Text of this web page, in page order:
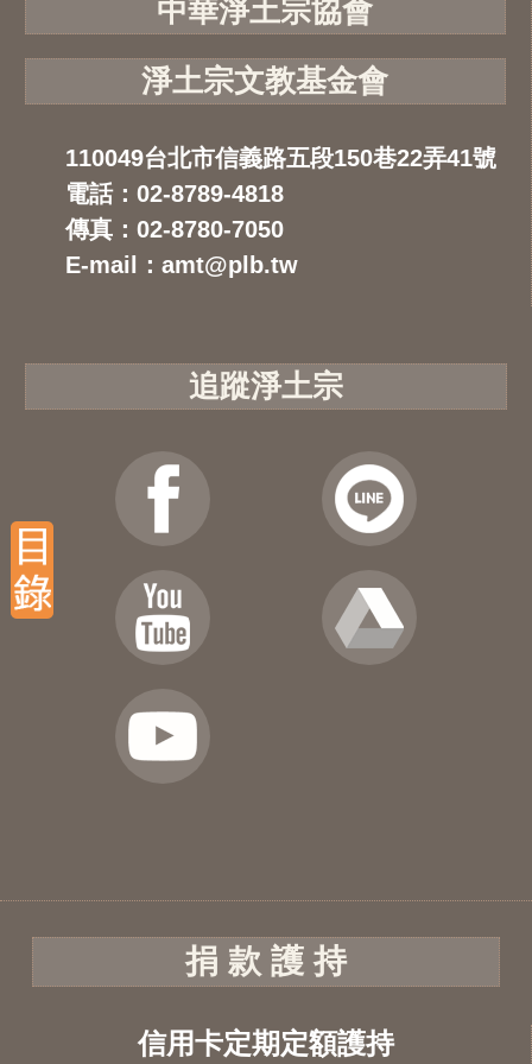
中華淨土宗協會
淨土宗文教基金會
110049台北市信義路五段150巷22弄41號
電話：02-8789-4818
傳真：02-8780-7050
E-mail：amt@plb.tw
追蹤淨土宗
捐 款 護 持
信用卡定期定額護持